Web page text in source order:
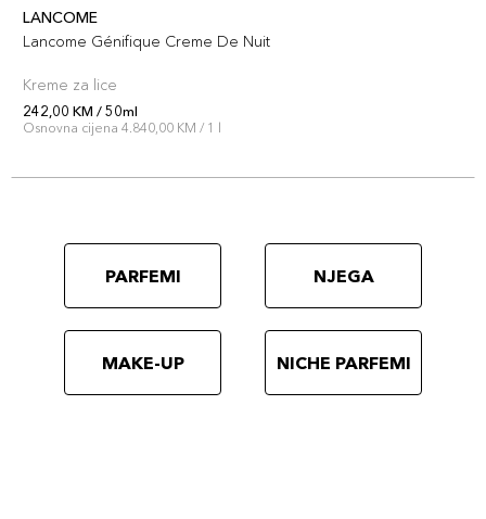
LANCOME
Lancome Génifique Creme De Nuit
Kreme za lice
242,00 KM / 50ml
Osnovna cijena 4.840,00 KM / 1 l
PARFEMI NJEGA
MAKE-UP NICHE PARFEMI